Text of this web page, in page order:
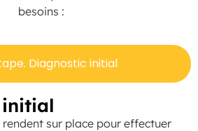
besoins :
Diagnostic initial
sur place pour effectuer